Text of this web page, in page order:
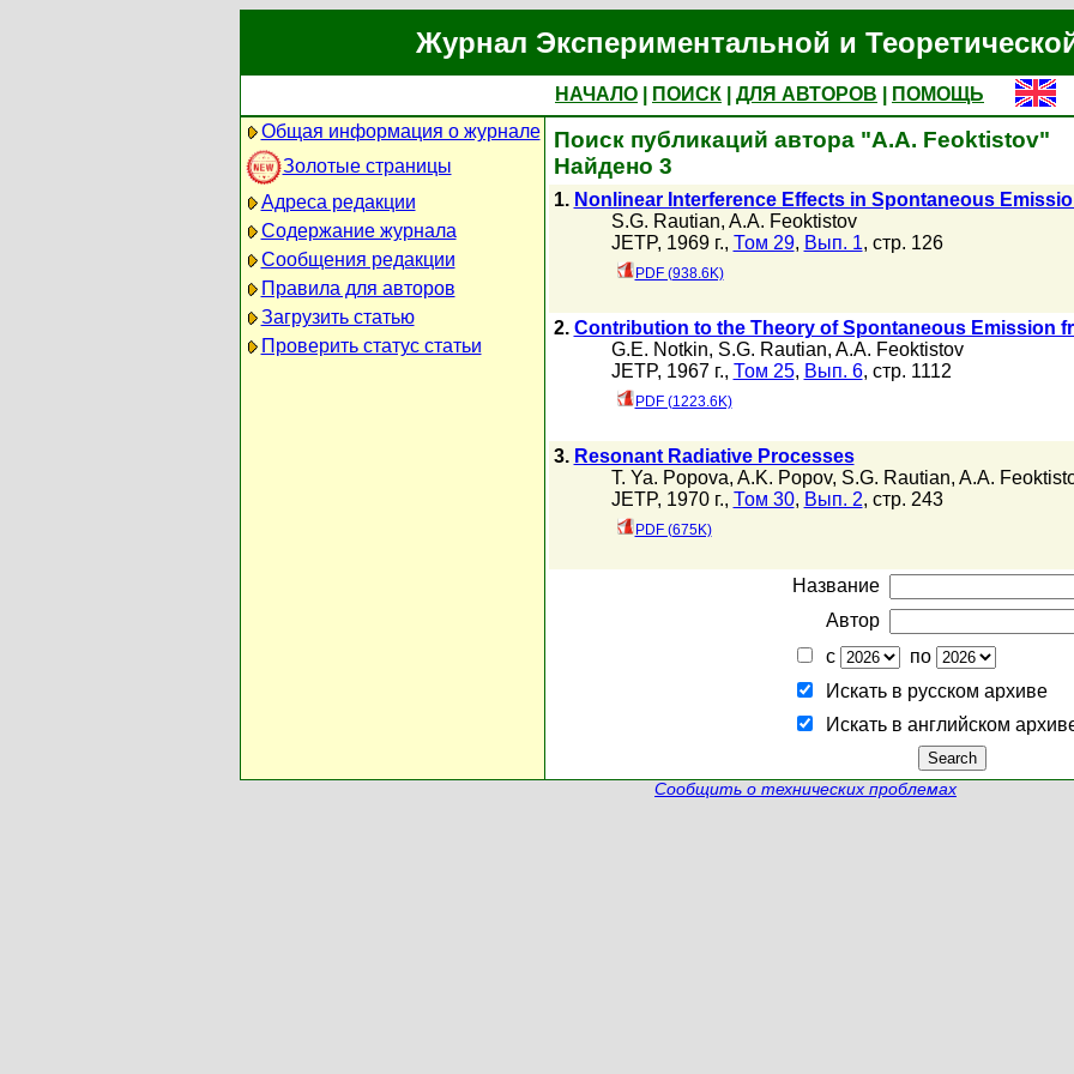
Журнал Экспериментальной и
НАЧАЛО ПОИСК ДЛЯ АВТОРОВ
ПОМОЩЬ
Общая информация о журнале
Золотые страницы
Адреса редакции
Содержание журнала
Сообщения редакции
Правила для авторов
Загрузить статью
Проверить статус статьи
Поиск публикаций автора "A.A. Feoktistov"
Найдено 3
1. Nonlinear Interference Effects in Spontaneous
S.G. Rautian, A.A. Feoktistov
JETP, 1969 г., Том 29, Вып. 1, стр. 126
PDF (938.6K)
2. Contribution to the Theory of Spontaneous Emission
G.E. Notkin, S.G. Rautian, A.A. Feoktistov
JETP, 1967 г., Том 25, Вып. 6, стр. 1112
PDF (1223.6K)
3. Resonant Radiative Processes
T. Ya. Popova, A.K. Popov, S.G. Rautian, A.A.
JETP, 1970 г., Том 30, Вып. 2, стр. 243
PDF (675K)
Название
Автор
с
по
Искать в русском архиве
Искать в английском
Сообщить о технических проблемах